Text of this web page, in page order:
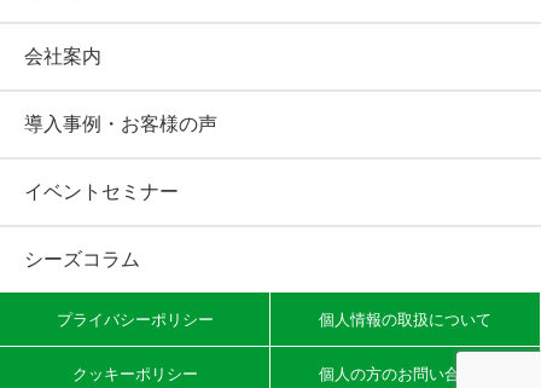
会社案内
導入事例・お客様の声
イベントセミナー
シーズコラム
プライバシーポリシー 個人情報の取扱について
クッキーポリシー 個人の方のお問い合わせ